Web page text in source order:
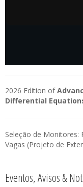
2026 Edition of
Differential
Seleção de
Vagas (Projeto de
Eventos, Avisos &